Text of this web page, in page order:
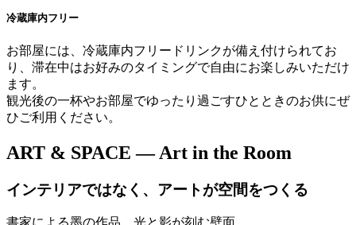
冷蔵庫内フリー
お部屋には、冷蔵庫内フリードリンクが備え付けられてお
り、滞在中はお好みのタイミングで自由にお楽しみいただけ
ます。
観光後の一杯やお部屋でゆったり過ごすひとときのお供にぜ
ひご利用ください。
ART & SPACE— Art in the Room
インテリアではなく、アートが空間をつくる